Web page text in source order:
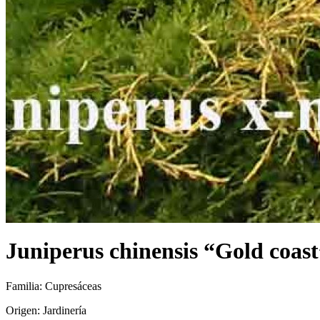
Juniperus chinensis “Gold
Familia: Cupresáceas
Origen: Jardinería